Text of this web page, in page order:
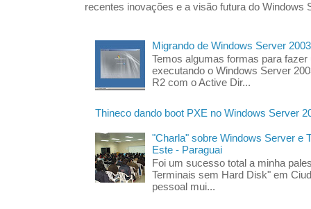
recentes inovações e a visão futura do Windows
Migrando de Windows Server
Temos algumas formas para
executando o Windows Server
R2 com o Active Dir...
Thineco dando boot PXE no Windows Server
"Charla" sobre Windows Server e
Este - Paraguai
Foi um sucesso total a minha
Terminais sem Hard Disk" em
pessoal mui...